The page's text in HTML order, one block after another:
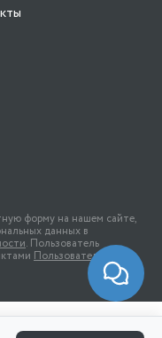
форму на нашем сайте,
данных в
. Пользователь
Пользовательского